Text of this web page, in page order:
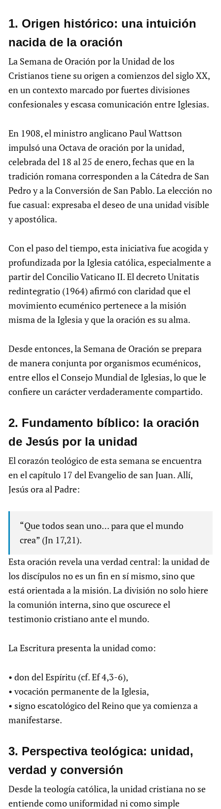
1.⁠ ⁠Origen histórico: una intuición
nacida de la oración
La Semana de Oración por la Unidad de los
Cristianos tiene su origen a comienzos del siglo XX,
en un contexto marcado por fuertes divisiones
confesionales y escasa comunicación entre Iglesias.
En 1908, el ministro anglicano Paul Wattson
impulsó una Octava de oración por la unidad,
celebrada del 18 al 25 de enero, fechas que en la
tradición romana corresponden a la Cátedra de San
Pedro y a la Conversión de San Pablo. La elección no
fue casual: expresaba el deseo de una unidad visible
y apostólica.
Con el paso del tiempo, esta iniciativa fue acogida y
profundizada por la Iglesia católica, especialmente a
partir del Concilio Vaticano II. El decreto Unitatis
redintegratio (1964) afirmó con claridad que el
movimiento ecuménico pertenece a la misión
misma de la Iglesia y que la oración es su alma.
Desde entonces, la Semana de Oración se prepara
de manera conjunta por organismos ecuménicos,
entre ellos el Consejo Mundial de Iglesias, lo que le
confiere un carácter verdaderamente compartido.
2.⁠ ⁠Fundamento bíblico: la oración
de Jesús por la unidad
El corazón teológico de esta semana se encuentra
en el capítulo 17 del Evangelio de san Juan. Allí,
Jesús ora al Padre:
“Que todos sean uno… para que el mundo
crea” (Jn 17,21).
Esta oración revela una verdad central: la unidad de
los discípulos no es un fin en sí mismo, sino que
está orientada a la misión. La división no solo hiere
la comunión interna, sino que oscurece el
testimonio cristiano ante el mundo.
La Escritura presenta la unidad como:
• don del Espíritu (cf. Ef 4,3-6),
• vocación permanente de la Iglesia,
• signo escatológico del Reino que ya comienza a
manifestarse.
3.⁠ ⁠Perspectiva teológica: unidad,
verdad y conversión
Desde la teología católica, la unidad cristiana no se
entiende como uniformidad ni como simple